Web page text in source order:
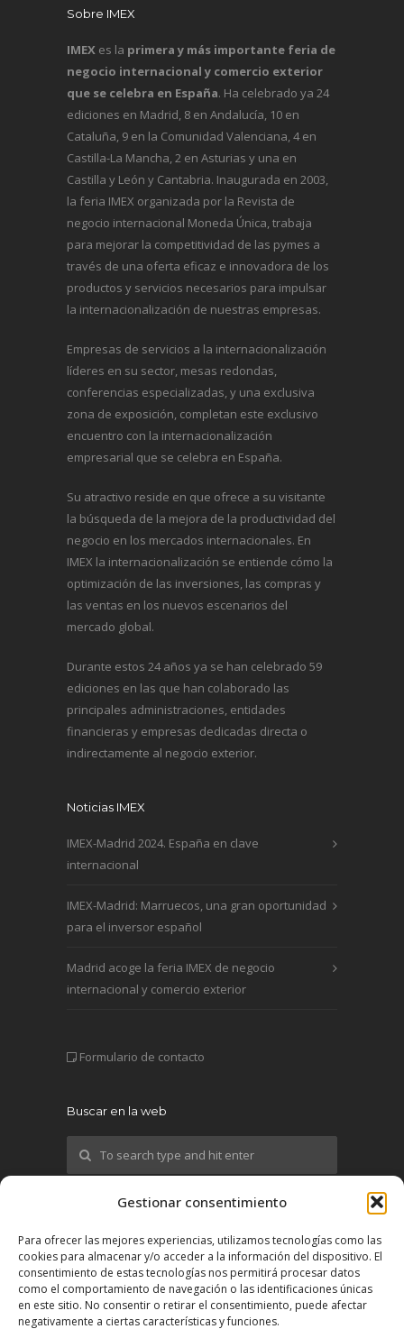
Gestionar consentimiento
Para ofrecer las mejores experiencias, utilizamos tecnologías como las
cookies para almacenar y/o acceder a la información del dispositivo. El
consentimiento de estas tecnologías nos permitirá procesar datos
como el comportamiento de navegación o las identificaciones únicas
en este sitio. No consentir o retirar el consentimiento, puede afectar
negativamente a ciertas características y funciones.
Sobre IMEX
IMEX es la primera y más importante feria de
negocio internacional y comercio exterior
que se celebra en España. Ha celebrado ya 24
ediciones en Madrid, 8 en Andalucía, 10 en
Cataluña, 9 en la Comunidad Valenciana, 4 en
Castilla-La Mancha, 2 en Asturias y una en
Castilla y León y Cantabria. Inaugurada en 2003,
la feria IMEX organizada por la Revista de
negocio internacional Moneda Única, trabaja
para mejorar la competitividad de las pymes a
través de una oferta eficaz e innovadora de los
productos y servicios necesarios para impulsar
la internacionalización de nuestras empresas.
Empresas de servicios a la internacionalización
líderes en su sector, mesas redondas,
conferencias especializadas, y una exclusiva
zona de exposición, completan este exclusivo
encuentro con la internacionalización
empresarial que se celebra en España.
Su atractivo reside en que ofrece a su visitante
la búsqueda de la mejora de la productividad del
negocio en los mercados internacionales. En
IMEX la internacionalización se entiende cómo la
optimización de las inversiones, las compras y
las ventas en los nuevos escenarios del
mercado global.
Durante estos 24 años ya se han celebrado 59
ediciones en las que han colaborado las
principales administraciones, entidades
financieras y empresas dedicadas directa o
indirectamente al negocio exterior.
Noticias IMEX
IMEX-Madrid 2024. España en clave
internacional
IMEX-Madrid: Marruecos, una gran oportunidad
para el inversor español
Madrid acoge la feria IMEX de negocio
internacional y comercio exterior
Formulario de contacto
Buscar en la web
X
YouTube